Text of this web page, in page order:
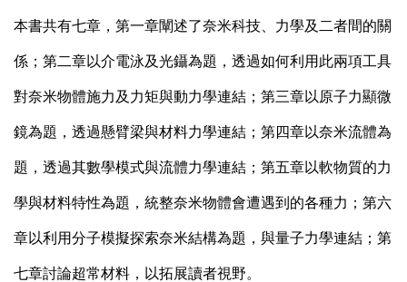
本書共有七章，第一章闡述了奈米科技、力學及二者間的關
係；第二章以介電泳及光鑷為題，透過如何利用此兩項工具
對奈米物體施力及力矩與動力學連結；第三章以原子力顯微
鏡為題，透過懸臂梁與材料力學連結；第四章以奈米流體為
題，透過其數學模式與流體力學連結；第五章以軟物質的力
學與材料特性為題，統整奈米物體會遭遇到的各種力；第六
章以利用分子模擬探索奈米結構為題，與量子力學連結；第
七章討論超常材料，以拓展讀者視野。